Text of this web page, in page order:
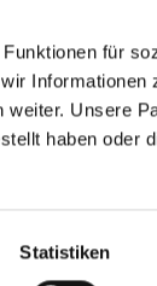
für
Informationen
Unsere
haben oder
Statistiken
beiden